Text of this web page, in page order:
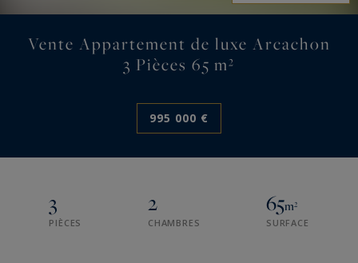
Vente Appartement de luxe Arcachon
3 Pièces 65 m²
995 000 €
3
PIÈCES
2
CHAMBRES
65m²
SURFACE